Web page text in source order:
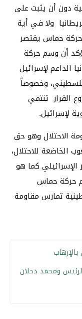
دون أن يثبت على
ولا في أية
حماس يقتصر
أن وسم حركة
الداعم لإسرائيل
وخصوصاً
القرار تنتمي
لإسرائيل.
الاحتلال وهو حق
الخاضعة للاحتلال،
كما هو
حركة حماس
تمارس مقاومة
ومحمد دحلان